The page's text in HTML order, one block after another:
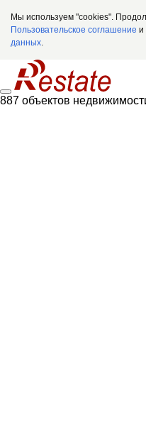
Мы используем "cookies".
Пользовательское соглашение и
данных.
887 объектов